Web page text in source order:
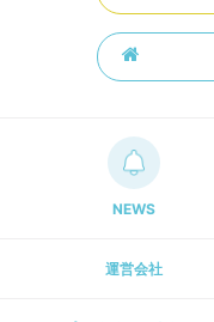
NEWS
運営会社